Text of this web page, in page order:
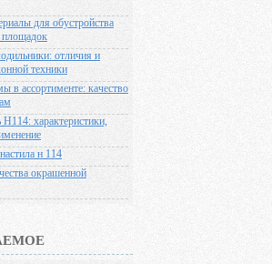
для обустройства
отличия и
техники
в ассортименте: качество
характеристики,
н 114
окрашенной